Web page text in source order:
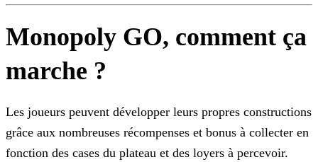
Monopoly GO, comment ça
marche ?
Les joueurs peuvent développer leurs propres constructions
grâce aux nombreuses récompenses et bonus à collecter en
fonction des cases du plateau et des loyers à percevoir.